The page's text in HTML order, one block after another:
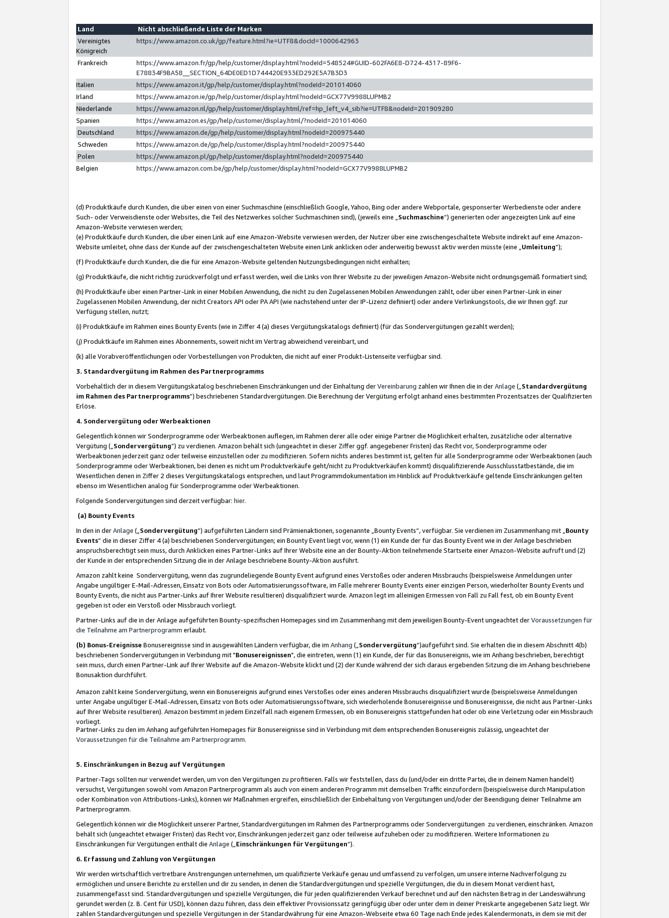
Land
Nicht abschließende Liste der Marken
Vereinigtes
Königreich
https://www.amazon.co.uk/gp/feature.html?ie=UTF8&docId=1000642963
Frankreich
https://www.amazon.fr/gp/help/customer/display.html?nodeId=548524#GUID-602FA6E8-D724-4317-89F6-
E78834F9BA58__SECTION_64DE0ED1D744420E933ED292E5A7B3D3
Italien
https://www.amazon.it/gp/help/customer/display.html?nodeId=201014060
Irland
https://www.amazon.ie/gp/help/customer/display.html?nodeId=GCX77V9988LUPMB2
Niederlande
https://www.amazon.nl/gp/help/customer/display.html/ref=hp_left_v4_sib?ie=UTF8&nodeId=201909280
Spanien
https://www.amazon.es/gp/help/customer/display.html/?nodeId=201014060
Deutschland
https://www.amazon.de/gp/help/customer/display.html?nodeId=200975440
Schweden
https://www.amazon.de/gp/help/customer/display.html?nodeId=200975440
Polen
https://www.amazon.pl/gp/help/customer/display.html?nodeId=200975440
Belgien
https://www.amazon.com.be/gp/help/customer/display.html?nodeId=GCX77V9988LUPMB2
(d) Produktkäufe durch Kunden, die über einen von einer Suchmaschine (einschließlich Google, Yahoo, Bing oder andere Webportale, gesponserter Werbedienste oder andere
Such- oder Verweisdienste oder Websites, die Teil des Netzwerkes solcher Suchmaschinen sind), (jeweils eine „ Suchmaschine“) generierten oder angezeigten Link auf eine
Amazon-Website verwiesen werden;
(e) Produktkäufe durch Kunden, die über einen Link auf eine Amazon-Website verwiesen werden, der Nutzer über eine zwischengeschaltete Website indirekt auf eine Amazon-
Website umleitet, ohne dass der Kunde auf der zwischengeschalteten Website einen Link anklicken oder anderweitig bewusst aktiv werden müsste (eine „ Umleitung“);
(f) Produktkäufe durch Kunden, die die für eine Amazon-Website geltenden Nutzungsbedingungen nicht einhalten;
(g) Produktkäufe, die nicht richtig zurückverfolgt und erfasst werden, weil die Links von Ihrer Website zu der jeweiligen Amazon-Website nicht ordnungsgemäß formatiert sind;
(h) Produktkäufe über einen Partner-Link in einer Mobilen Anwendung, die nicht zu den Zugelassenen Mobilen Anwendungen zählt, oder über einen Partner-Link in einer
Zugelassenen Mobilen Anwendung, der nicht Creators API oder PA API (wie nachstehend unter der IP-Lizenz definiert) oder andere Verlinkungstools, die wir Ihnen ggf. zur
Verfügung stellen, nutzt;
(i) Produktkäufe im Rahmen eines Bounty Events (wie in Ziffer 4 (a) dieses Vergütungskatalogs definiert) (für das Sondervergütungen gezahlt werden);
(j) Produktkäufe im Rahmen eines Abonnements, soweit nicht im Vertrag abweichend vereinbart, und
(k) alle Vorabveröffentlichungen oder Vorbestellungen von Produkten, die nicht auf einer Produkt-Listenseite verfügbar sind.
3. Standardvergütung im Rahmen des Partnerprogramms
Vorbehaltlich der in diesem Vergütungskatalog beschriebenen Einschränkungen und der Einhaltung derVereinbarung zahlen wir Ihnen die in derAnlage („ Standardvergütung
im Rahmen des Partnerprogramms“) beschriebenen Standardvergütungen. Die Berechnung der Vergütung erfolgt anhand eines bestimmten Prozentsatzes der Qualifizierten
Erlöse.
4. Sondervergütung oder Werbeaktionen
Gelegentlich können wir Sonderprogramme oder Werbeaktionen auflegen, im Rahmen derer alle oder einige Partner die Möglichkeit erhalten, zusätzliche oder alternative
Vergütung („ Sondervergütung”) zu verdienen. Amazon behält sich (ungeachtet in dieser Ziffer ggf. angegebener Fristen) das Recht vor, Sonderprogramme oder
Werbeaktionen jederzeit ganz oder teilweise einzustellen oder zu modifizieren. Sofern nichts anderes bestimmt ist, gelten für alle Sonderprogramme oder Werbeaktionen (auch
Sonderprogramme oder Werbeaktionen, bei denen es nicht um Produktverkäufe geht/nicht zu Produktverkäufen kommt) disqualifizierende Ausschlusstatbestände, die im
Wesentlichen denen in Ziffer 2 dieses Vergütungskatalogs entsprechen, und laut Programmdokumentation im Hinblick auf Produktverkäufe geltende Einschränkungen gelten
ebenso im Wesentlichen analog für Sonderprogramme oder Werbeaktionen.
Folgende Sondervergütungen sind derzeit verfügbar: hier.
(a) Bounty Events
In den in derAnlage („ Sondervergütung“) aufgeführten Ländern sind Prämienaktionen, sogenannte „Bounty Events“, verfügbar. Sie verdienen im Zusammenhang mit „ Bounty
Events“ die in dieser Ziffer 4 (a) beschriebenen Sondervergütungen; ein Bounty Event liegt vor, wenn (1) ein Kunde der für das Bounty Event wie in der Anlage beschrieben
anspruchsberechtigt sein muss, durch Anklicken eines Partner-Links auf Ihrer Website eine an der Bounty-Aktion teilnehmende Startseite einer Amazon-Website aufruft und (2)
der Kunde in der entsprechenden Sitzung die in der Anlage beschriebene Bounty-Aktion ausführt.
Amazon zahlt keine Sondervergütung, wenn das zugrundeliegende Bounty Event aufgrund eines Verstoßes oder anderen Missbrauchs (beispielsweise Anmeldungen unter
Angabe ungültiger E-Mail-Adressen, Einsatz von Bots oder Automatisierungssoftware, im Falle mehrerer Bounty Events einer einzigen Person, wiederholter Bounty Events und
Bounty Events, die nicht aus Partner-Links auf Ihrer Website resultieren) disqualifiziert wurde. Amazon legt im alleinigen Ermessen von Fall zu Fall fest, ob ein Bounty Event
gegeben ist oder ein Verstoß oder Missbrauch vorliegt.
Partner-Links auf die in der Anlage aufgeführten Bounty-spezifischen Homepages sind im Zusammenhang mit dem jeweiligen Bounty-Event ungeachtet derVoraussetzungen für
die Teilnahme am Partnerprogramm erlaubt.
(b) Bonus-Ereignisse Bonusereignisse sind in ausgewählten Ländern verfügbar, die im Anhang („ Sondervergütung“)aufgeführt sind. Sie erhalten die in diesem Abschnitt 4(b)
beschriebenen Sondervergütungen in Verbindung mit "Bonusereignissen", die eintreten, wenn (1) ein Kunde, der für das Bonusereignis, wie im Anhang beschrieben, berechtigt
sein muss, durch einen Partner-Link auf Ihrer Website auf die Amazon-Website klickt und (2) der Kunde während der sich daraus ergebenden Sitzung die im Anhang beschriebene
Bonusaktion durchführt.
Amazon zahlt keine Sondervergütung, wenn ein Bonusereignis aufgrund eines Verstoßes oder eines anderen Missbrauchs disqualifiziert wurde (beispielsweise Anmeldungen
unter Angabe ungültiger E-Mail-Adressen, Einsatz von Bots oder Automatisierungssoftware, sich wiederholende Bonusereignisse und Bonusereignisse, die nicht aus Partner-Links
auf Ihrer Website resultieren). Amazon bestimmt in jedem Einzelfall nach eigenem Ermessen, ob ein Bonusereignis stattgefunden hat oder ob eine Verletzung oder ein Missbrauch
vorliegt.
Partner-Links zu den im Anhang aufgeführten Homepages für Bonusereignisse sind in Verbindung mit dem entsprechenden Bonusereignis zulässig, ungeachtet der
Voraussetzungen für die Teilnahme am Partnerprogramm.
5. Einschränkungen in Bezug auf Vergütungen
Partner-Tags sollten nur verwendet werden, um von den Vergütungen zu profitieren. Falls wir feststellen, dass du (und/oder ein dritte Partei, die in deinem Namen handelt)
versuchst, Vergütungen sowohl vom Amazon Partnerprogramm als auch von einem anderen Programm mit demselben Traffic einzufordern (beispielsweise durch Manipulation
oder Kombination von Attributions-Links), können wir Maßnahmen ergreifen, einschließlich der Einbehaltung von Vergütungen und/oder der Beendigung deiner Teilnahme am
Partnerprogramm.
Gelegentlich können wir die Möglichkeit unserer Partner, Standardvergütungen im Rahmen des Partnerprogramms oder Sondervergütungen zu verdienen, einschränken. Amazon
behält sich (ungeachtet etwaiger Fristen) das Recht vor, Einschränkungen jederzeit ganz oder teilweise aufzuheben oder zu modifizieren. Weitere Informationen zu
Einschränkungen für Vergütungen enthält die Anlage („ Einschränkungen für Vergütungen“).
6. Erfassung und Zahlung von Vergütungen
Wir werden wirtschaftlich vertretbare Anstrengungen unternehmen, um qualifizierte Verkäufe genau und umfassend zu verfolgen, um unsere interne Nachverfolgung zu
ermöglichen und unsere Berichte zu erstellen und dir zu senden, in denen die Standardvergütungen und spezielle Vergütungen, die du in diesem Monat verdient hast,
zusammengefasst sind. Standardvergütungen und spezielle Vergütungen, die für jeden qualifizierenden Verkauf berechnet und auf den nächsten Betrag in der Landeswährung
gerundet werden (z. B. Cent für USD), können dazu führen, dass dein effektiver Provisionssatz geringfügig über oder unter dem in deiner Preiskarte angegebenen Satz liegt. Wir
zahlen Standardvergütungen und spezielle Vergütungen in der Standardwährung für eine Amazon-Webseite etwa 60 Tage nach Ende jedes Kalendermonats, in dem sie mit der